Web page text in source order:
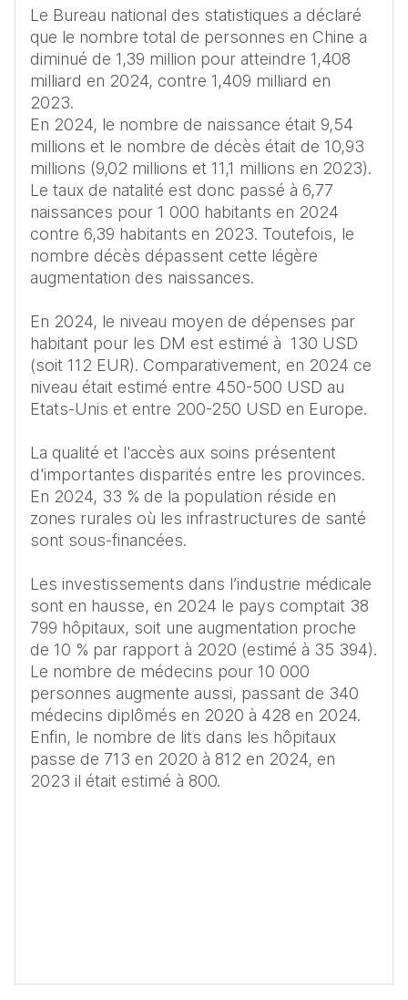
Le Bureau national des statistiques a déclaré
que le nombre total de personnes en Chine a
diminué de 1,39 million pour atteindre 1,408
milliard en 2024, contre 1,409 milliard en
2023.
En 2024, le nombre de naissance était 9,54
millions et le nombre de décès était de 10,93
millions (9,02 millions et 11,1 millions en 2023).
Le taux de natalité est donc passé à 6,77
naissances pour 1 000 habitants en 2024
contre 6,39 habitants en 2023. Toutefois, le
nombre décès dépassent cette légère
augmentation des naissances.
En 2024, le niveau moyen de dépenses par
habitant pour les DM est estimé à  130 USD
(soit 112 EUR). Comparativement, en 2024 ce
niveau était estimé entre 450-500 USD au
Etats-Unis et entre 200-250 USD en Europe.
La qualité et l'accès aux soins présentent
d'importantes disparités entre les provinces.
En 2024, 33 % de la population réside en
zones rurales où les infrastructures de santé
sont sous-financées.
Les investissements dans l’industrie médicale
sont en hausse, en 2024 le pays comptait 38
799 hôpitaux, soit une augmentation proche
de 10 % par rapport à 2020 (estimé à 35 394).
Le nombre de médecins pour 10 000
personnes augmente aussi, passant de 340
médecins diplômés en 2020 à 428 en 2024.
Enfin, le nombre de lits dans les hôpitaux
passe de 713 en 2020 à 812 en 2024, en